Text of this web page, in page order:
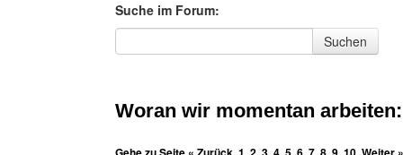
Suche im Forum:
Suche im Forum
Suchen
Woran wir momentan